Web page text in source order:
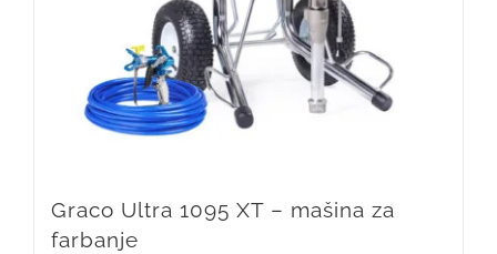
Graco Ultra 1095 XT – mašina za
farbanje